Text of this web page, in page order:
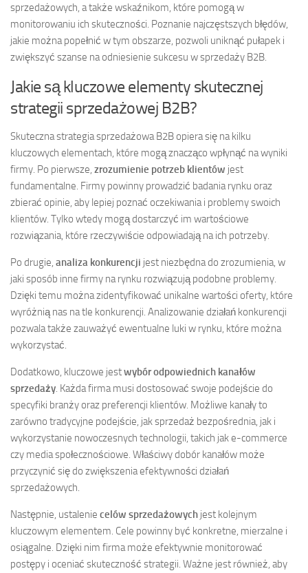
sprzedażowych, a także wskaźnikom, które pomogą w
monitorowaniu ich skuteczności. Poznanie najczęstszych błędów,
jakie można popełnić w tym obszarze, pozwoli uniknąć pułapek i
zwiększyć szanse na odniesienie sukcesu w sprzedaży B2B.
Jakie są kluczowe elementy skutecznej
strategii sprzedażowej B2B?
Skuteczna strategia sprzedażowa B2B opiera się na kilku
kluczowych elementach, które mogą znacząco wpłynąć na wyniki
firmy. Po pierwsze, zrozumienie potrzeb klientów jest
fundamentalne. Firmy powinny prowadzić badania rynku oraz
zbierać opinie, aby lepiej poznać oczekiwania i problemy swoich
klientów. Tylko wtedy mogą dostarczyć im wartościowe
rozwiązania, które rzeczywiście odpowiadają na ich potrzeby.
Po drugie, analiza konkurencji jest niezbędna do zrozumienia, w
jaki sposób inne firmy na rynku rozwiązują podobne problemy.
Dzięki temu można zidentyfikować unikalne wartości oferty, które
wyróżnią nas na tle konkurencji. Analizowanie działań konkurencji
pozwala także zauważyć ewentualne luki w rynku, które można
wykorzystać.
Dodatkowo, kluczowe jestwybór odpowiednich kanałów
sprzedaży. Każda firma musi dostosować swoje podejście do
specyfiki branży oraz preferencji klientów. Możliwe kanały to
zarówno tradycyjne podejście, jak sprzedaż bezpośrednia, jak i
wykorzystanie nowoczesnych technologii, takich jak e-commerce
czy media społecznościowe. Właściwy dobór kanałów może
przyczynić się do zwiększenia efektywności działań
sprzedażowych.
Następnie, ustalenie celów sprzedażowych jest kolejnym
kluczowym elementem. Cele powinny być konkretne, mierzalne i
osiągalne. Dzięki nim firma może efektywnie monitorować
postępy i oceniać skuteczność strategii. Ważne jest również, aby